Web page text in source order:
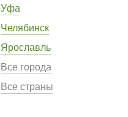
Уфа
Челябинск
Ярославль
Все города
Все страны